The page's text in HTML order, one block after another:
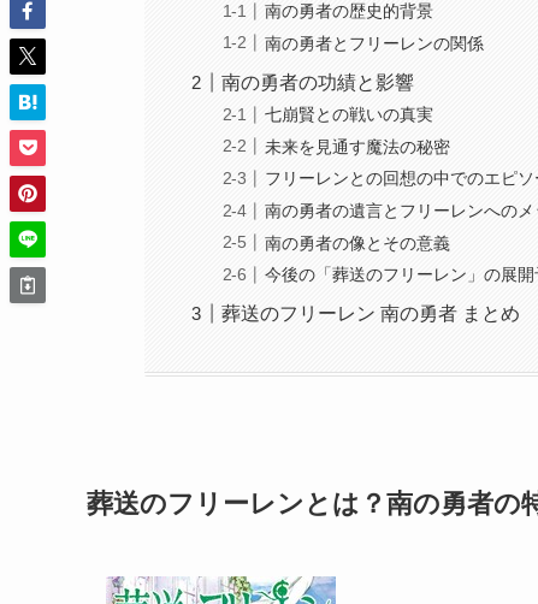
南の勇者の歴史的背景
南の勇者とフリーレンの関係
南の勇者の功績と影響
七崩賢との戦いの真実
未来を見通す魔法の秘密
フリーレンとの回想の中でのエピソ
南の勇者の遺言とフリーレンへのメ
南の勇者の像とその意義
今後の「葬送のフリーレン」の展開
葬送のフリーレン 南の勇者 まとめ
葬送のフリーレンとは？南の勇者の